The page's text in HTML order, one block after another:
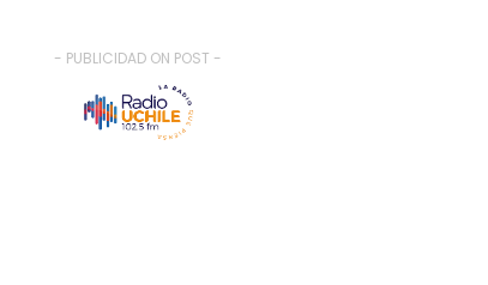
- PUBLICIDAD ON POST -